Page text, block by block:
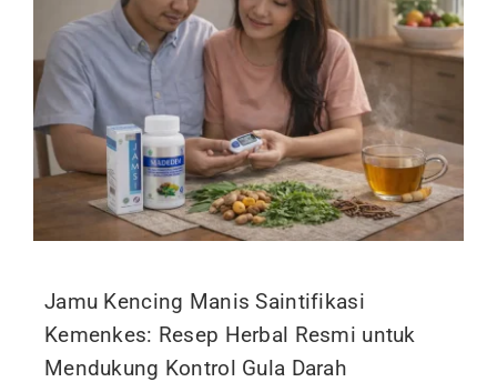
Jamu Kencing Manis Saintifikasi
Kemenkes: Resep Herbal Resmi untuk
Mendukung Kontrol Gula Darah